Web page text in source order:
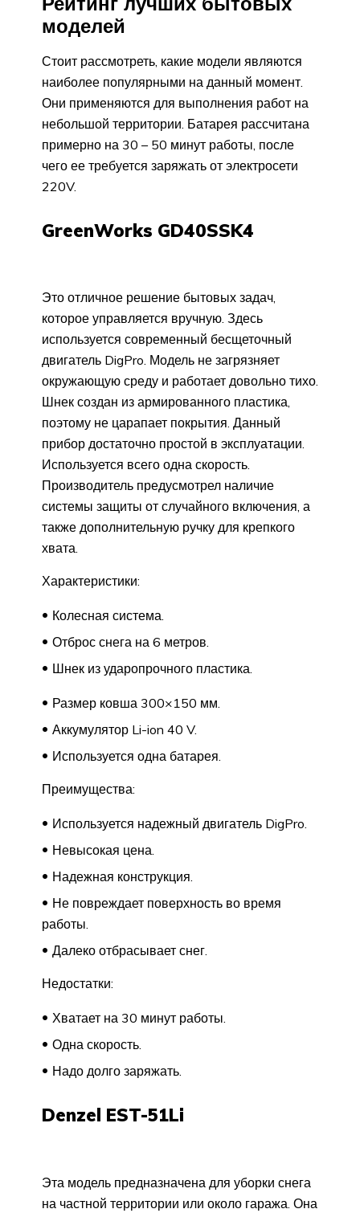
моделей
Стоит рассмотреть, какие модели являются
наиболее популярными на данный момент.
Они применяются для выполнения работ на
небольшой территории. Батарея рассчитана
примерно на 30 – 50 минут работы, после
чего ее требуется заряжать от электросети
220V.
GreenWorks GD40SSK4
Это отличное решение бытовых задач,
которое управляется вручную. Здесь
используется современный бесщеточный
двигатель DigPro. Модель не загрязняет
окружающую среду и работает довольно тихо.
Шнек создан из армированного пластика,
поэтому не царапает покрытия. Данный
прибор достаточно простой в эксплуатации.
Используется всего одна скорость.
Производитель предусмотрел наличие
системы защиты от случайного включения, а
также дополнительную ручку для крепкого
хвата.
Характеристики:
Колесная система.
Отброс снега на 6 метров.
Шнек из ударопрочного пластика.
Размер ковша 300×150 мм.
Аккумулятор Li-ion 40 V.
Используется одна батарея.
Преимущества:
Используется надежный двигатель DigPro.
Невысокая цена.
Надежная конструкция.
Не повреждает поверхность во время
работы.
Далеко отбрасывает снег.
Недостатки:
Хватает на 30 минут работы.
Одна скорость.
Надо долго заряжать.
Denzel EST-51Li
Эта модель предназначена для уборки снега
на частной территории или около гаража. Она